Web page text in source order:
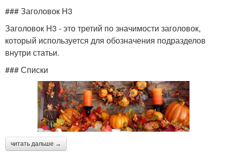
### Заголовок H3
Заголовок H3 - это третий по значимости заголовок,
который используется для обозначения подразделов
внутри статьи.
### Списки
читать дальше →